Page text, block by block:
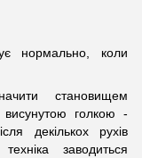
нормально, коли
становищем
висунутою голкою -
декількох рухів
заводиться